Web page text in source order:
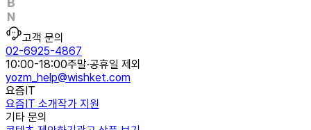
고객 문의
02-6925-4867
10:00-18:00주말·공휴일 제외
yozm_help@wishket.com
요즘IT
요즘IT 소개작가 지원
기타 문의